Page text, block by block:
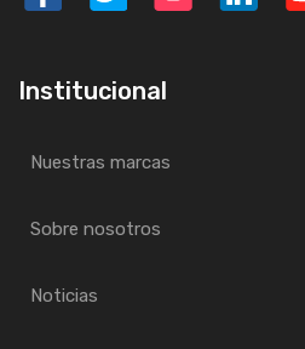
Institucional
Nuestras marcas
Sobre nosotros
Noticias